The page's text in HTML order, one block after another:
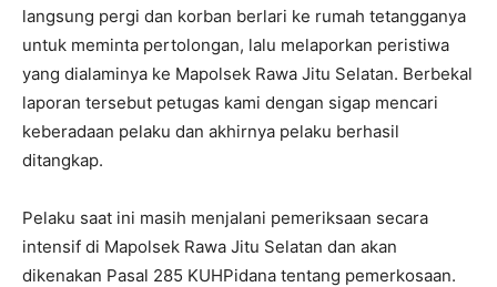
langsung pergi dan korban berlari ke rumah tetangganya
untuk meminta pertolongan, lalu melaporkan peristiwa
yang dialaminya ke Mapolsek Rawa Jitu Selatan. Berbekal
laporan tersebut petugas kami dengan sigap mencari
keberadaan pelaku dan akhirnya pelaku berhasil
ditangkap.
Pelaku saat ini masih menjalani pemeriksaan secara
intensif di Mapolsek Rawa Jitu Selatan dan akan
dikenakan Pasal 285 KUHPidana tentang pemerkosaan.